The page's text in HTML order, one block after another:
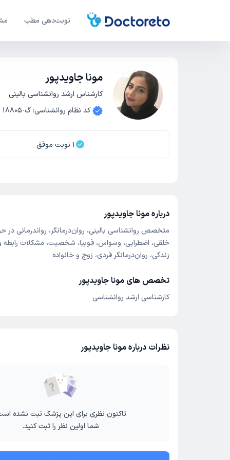
نوبت‌دهی مطب
مونا جاویدپور
کارشناس ارشد روانشناسی بالینی
کد نظام روانشناسی:گ-18805
1 نوبت موفق
درباره مونا جاویدپور
متخصص روانشناسی بالینی، روان‌درمانگر، رواندرمانی در
خلقی، اضطرابی، وسواس، فوبیا، شخصیت، مشکلات رابطه
زندگی، روان‌درمانگر فردی، زوج و خانواده
تخصص های مونا جاویدپور
کارشناسی ارشد روانشناسی
نظرات درباره مونا جاویدپور
تاکنون نظری برای این پزشک ثبت نشده
شما اولین نظر را ثبت کنید.